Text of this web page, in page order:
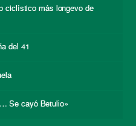
ciclístico más longevo de
del 41
Se cayó Betulio»